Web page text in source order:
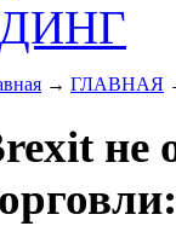
→ ГЛАВНАЯ
не